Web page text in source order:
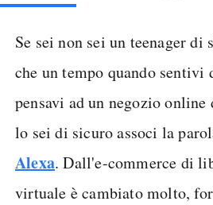
Se sei non sei un teenager
che un tempo quando sentivi
pensavi ad un negozio
lo sei di sicuro associ la
Alexa. Dall'e-commerce di
virtuale è cambiato molto,